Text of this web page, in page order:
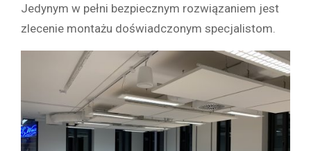
Jedynym w pełni bezpiecznym rozwiązaniem jest
zlecenie montażu doświadczonym specjalistom.